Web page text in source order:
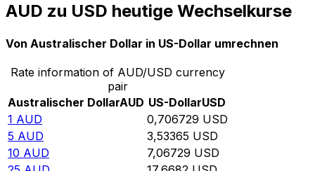
AUD zu USD heutige Wechselkurse
Von Australischer Dollar in US-Dollar umrechnen
Rate information of AUD/USD currency
pair
Australischer DollarAUD US-DollarUSD
1 AUD 0,706729 USD
5 AUD 3,53365 USD
10 AUD 7,06729 USD